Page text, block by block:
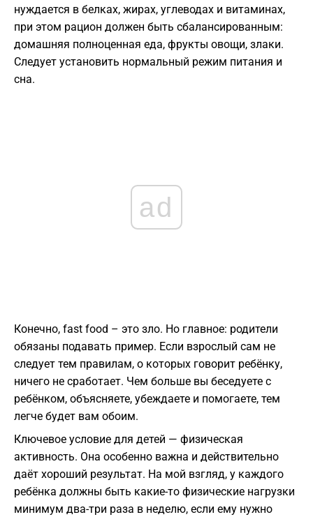
нуждается в белках, жирах, углеводах и витаминах,
при этом рацион должен быть сбалансированным:
домашняя полноценная еда, фрукты овощи, злаки.
Следует установить нормальный режим питания и
сна.
ad
Конечно, fast food – это зло. Но главное: родители
обязаны подавать пример. Если взрослый сам не
следует тем правилам, о которых говорит ребёнку,
ничего не сработает. Чем больше вы беседуете с
ребёнком, объясняете, убеждаете и помогаете, тем
легче будет вам обоим.
Ключевое условие для детей — физическая
активность. Она особенно важна и действительно
даёт хороший результат. На мой взгляд, у каждого
ребёнка должны быть какие-то физические нагрузки
минимум два-три раза в неделю, если ему нужно